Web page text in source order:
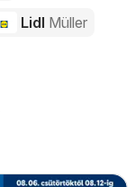
Lidl Müller